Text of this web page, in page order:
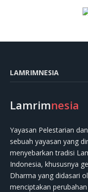
LAMRIMNESIA
Lamrimnesia
Yayasan Pelestarian
sebuah yayasan yang
menyebarkan tradisi
Indonesia, khususnya
Dharma yang didasari
menciptakan